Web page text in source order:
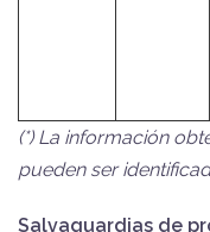
(*) La información
pueden ser
Salvaguardias de